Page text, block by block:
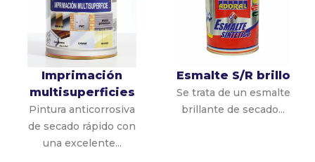
Imprimación
multisuperficies
Pintura anticorrosiva
de secado rápido con
una excelente...
Esmalte S/R brillo
Se trata de un esmalte
brillante de secado...